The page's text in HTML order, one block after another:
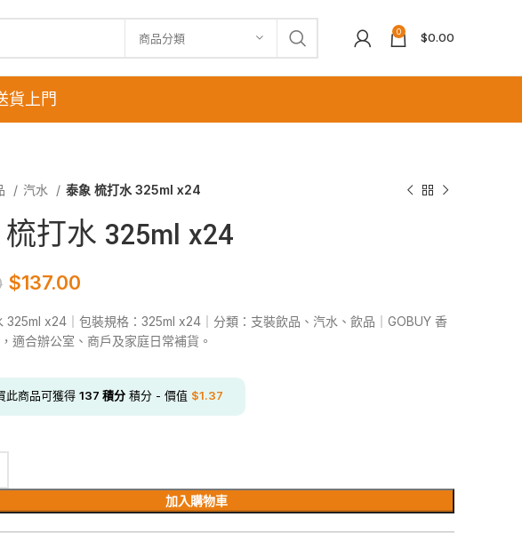
商品分類 0 $0.00
貨上門
汽水 泰象 梳打水 325ml x24
打水 325ml x24
$137.00
325ml x24｜包裝規格：325ml x24｜分類：支裝飲品、汽水、飲品｜GOBUY 香
適合辦公室、商戶及家庭日常補貨。
此商品可獲得 137 積分 積分 - 價值 $1.37
加入購物車